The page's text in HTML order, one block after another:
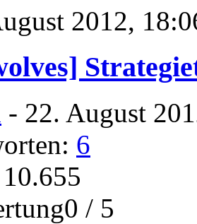
2012,
- 22. August
6
/ 5